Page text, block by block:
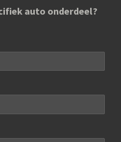
auto onderdeel?